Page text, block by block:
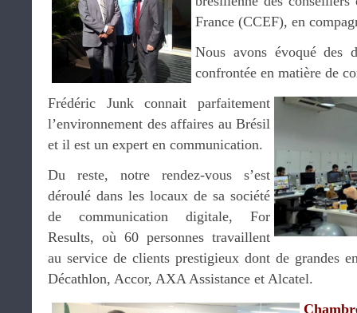
France (CCEF), en
Nous avons évoqué des
confrontée en matière de
Frédéric Junk connait parfaitement
l’environnement des affaires au Brésil
et il est un expert en communication.
Du reste, notre rendez-vous s’est
déroulé dans les locaux de sa société
de communication digitale, For
Results, où 60 personnes travaillent
au service de clients prestigieux dont de grandes
Décathlon, Accor, AXA Assistance et Alcatel.